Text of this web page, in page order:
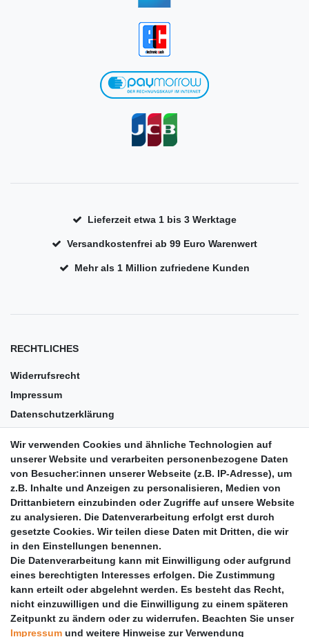
Lieferzeit etwa 1 bis 3 Werktage
Versandkostenfrei ab 99 Euro Warenwert
Mehr als 1 Million zufriedene Kunden
RECHTLICHES
Widerrufsrecht
Impressum
Datenschutzerklärung
Barrierefreiheit
Anleitungen
Vertrag widerrufen
PARTNER
DHL
GLS
PaketPLUS
Wir verwenden Cookies und ähnliche Technologien auf
unserer Website und verarbeiten personenbezogene Daten
von Besucher:innen unserer Webseite (z.B. IP-Adresse), um
z.B. Inhalte und Anzeigen zu personalisieren, Medien von
Drittanbietern einzubinden oder Zugriffe auf unsere Website
zu analysieren. Die Datenverarbeitung erfolgt erst durch
gesetzte Cookies. Wir teilen diese Daten mit Dritten, die wir
in den Einstellungen benennen.
Die Datenverarbeitung kann mit Einwilligung oder aufgrund
eines berechtigten Interesses erfolgen. Die Zustimmung
kann erteilt oder abgelehnt werden. Es besteht das Recht,
nicht einzuwilligen und die Einwilligung zu einem späteren
Zeitpunkt zu ändern oder zu widerrufen. Beachten Sie unser
Impressum und weitere Hinweise zur Verwendung